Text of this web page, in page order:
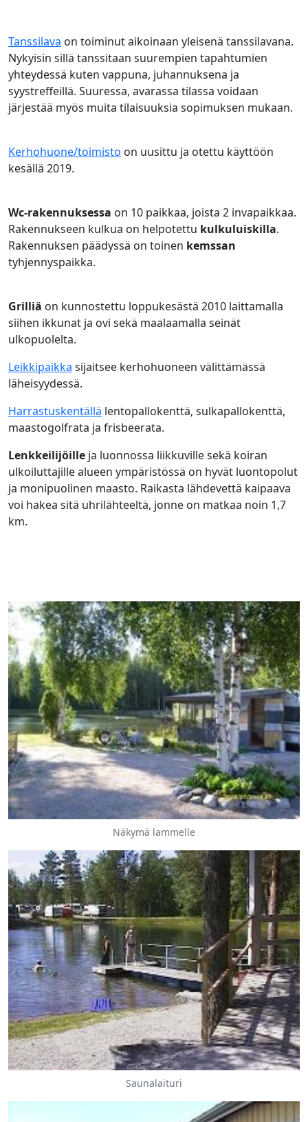
Tanssilava on toiminut aikoinaan yleisenä tanssilavana.
Nykyisin sillä tanssitaan suurempien tapahtumien
yhteydessä kuten vappuna, juhannuksena ja
syystreffeillä. Suuressa, avarassa tilassa voidaan
järjestää myös muita tilaisuuksia sopimuksen mukaan.
Kerhohuone/toimisto on uusittu ja otettu käyttöön
kesällä 2019.
Wc-rakennuksessa on 10 paikkaa, joista 2 invapaikkaa.
Rakennukseen kulkua on helpotettu kulkuluiskilla.
Rakennuksen päädyssä on toinen kemssan
tyhjennyspaikka.
Grilliä on kunnostettu loppukesästä 2010 laittamalla
siihen ikkunat ja ovi sekä maalaamalla seinät
ulkopuolelta.
Leikkipaikka sijaitsee kerhohuoneen välittämässä
läheisyydessä.
Harrastuskentällä lentopallokenttä, sulkapallokenttä,
maastogolfrata ja frisbeerata.
Lenkkeilijöille ja luonnossa liikkuville sekä koiran
ulkoiluttajille alueen ympäristössä on hyvät luontopolut
ja monipuolinen maasto. Raikasta lähdevettä kaipaava
voi hakea sitä uhrilähteeltä, jonne on matkaa noin 1,7
km.
Näkymä lammelle
Saunalaituri